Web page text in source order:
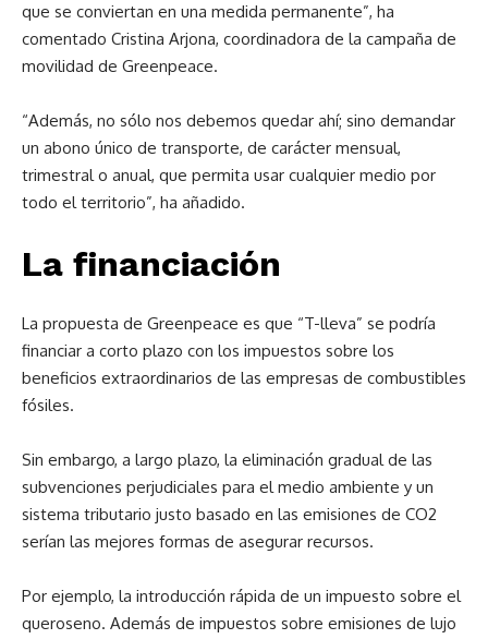
que se conviertan en una medida permanente”, ha
comentado Cristina Arjona, coordinadora de la campaña de
movilidad de Greenpeace.
“Además, no sólo nos debemos quedar ahí; sino demandar
un abono único de transporte, de carácter mensual,
trimestral o anual, que permita usar cualquier medio por
todo el territorio”, ha añadido.
La financiación
La propuesta de Greenpeace es que “T-lleva” se podría
financiar a corto plazo con los impuestos sobre los
beneficios extraordinarios de las empresas de combustibles
fósiles.
Sin embargo, a largo plazo, la eliminación gradual de las
subvenciones perjudiciales para el medio ambiente y un
sistema tributario justo basado en las emisiones de CO2
serían las mejores formas de asegurar recursos.
Por ejemplo, la introducción rápida de un impuesto sobre el
queroseno. Además de impuestos sobre emisiones de lujo